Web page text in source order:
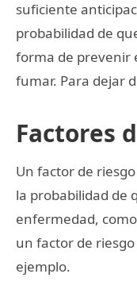
suficiente
probabilidad de
forma de prevenir
fumar. Para dejar
Factores
Un factor de
la probabilidad de
enfermedad,
un factor de
ejemplo.